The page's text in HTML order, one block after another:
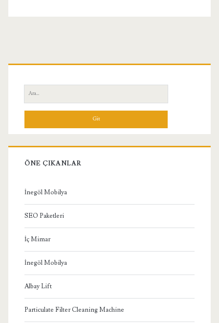
Birincil
Yan
Menü
Ara:
ÖNE ÇIKANLAR
İnegöl Mobilya
SEO Paketleri
İç Mimar
İnegöl Mobilya
Albay Lift
Particulate Filter Cleaning Machine